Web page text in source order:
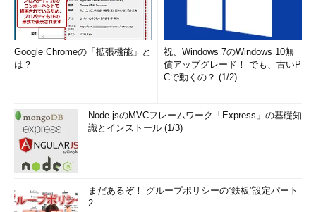
Google Chromeの「拡張機能」と
は？
祝、Windows 7のWindows 10無
償アップグレード！ でも、古いP
Cで動くの？ (1/2)
Node.jsのMVCフレームワーク「Express」の基礎知
識とインストール (1/3)
まだあるぞ！ グループポリシーの“鉄板”設定パート
2